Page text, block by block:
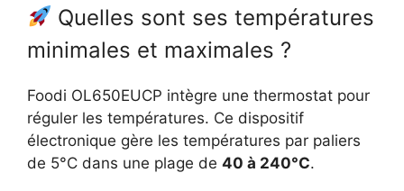
Quelles sont ses températures
minimales et maximales ?
Foodi OL650EUCP intègre une thermostat pour
réguler les températures. Ce dispositif
électronique gère les températures par paliers
de 5°C dans une plage de 40 à 240°C.